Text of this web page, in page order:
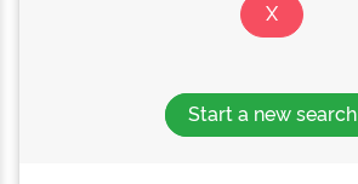
Start a new search